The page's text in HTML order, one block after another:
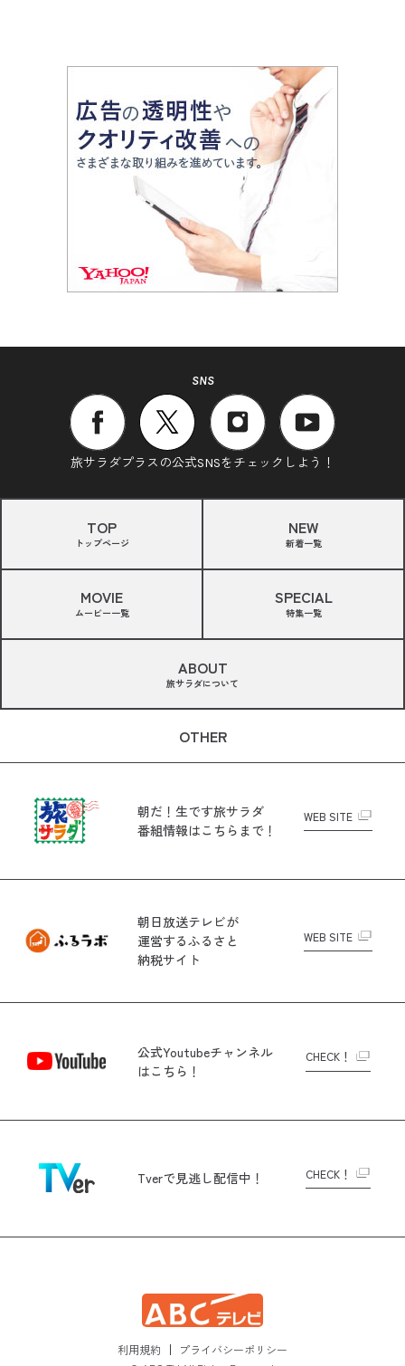
SNS
旅サラダプラスの公式SNSをチェックしよう！
TOP
トップページ
NEW
新着一覧
MOVIE
ムービー一覧
SPECIAL
特集一覧
ABOUT
旅サラダについて
OTHER
朝だ！生です旅サラダ
番組情報はこちらまで！
WEB SITE
朝日放送テレビが
運営するふるさと
納税サイト
WEB SITE
公式Youtubeチャンネル
はこちら！
CHECK！
Tverで見逃し配信中！ CHECK！
利用規約
プライバシーポリシー